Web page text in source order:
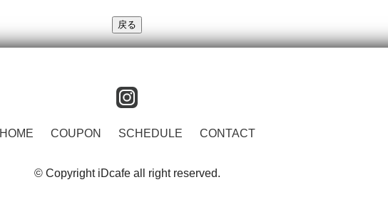
HOME COUPON SCHEDULE CONTACT
© Copyright iDcafe all right reserved.